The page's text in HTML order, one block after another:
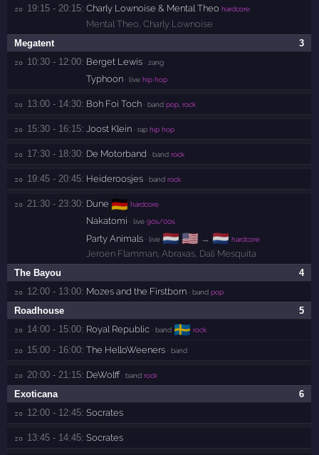
zo 19:15 - 20:15: Charly Lownoise & Mental Theo hardcore
Mental Theo ,Charly Lownoise
3
Megatent
zo 10:30 - 12:00: Berget Lewis · zang
Typhoon · live hip hop
zo 13:00 - 14:30: Boh Foi Toch · band pop, rock
zo 15:30 - 16:15: Joost Klein · rap hip hop
zo 17:30 - 18:30: De Motorband · band rock
zo 19:45 - 20:45: Heideroosjes · band rock
zo 21:30 - 23:30: Dune 🇩🇪 hardcore
Nakatomi · live 90s/00s
Party Animals · live 🇳🇱 🇺🇸 → 🇳🇱 hardcore
Jeroen Flamman,Abraxas, Dalí Mesquita
4
The Bayou
zo 12:00 - 13:00: Mozes and the Firstborn · band pop
5
Roadhouse
zo 14:00 - 15:00: Royal Republic · band 🇸🇪 rock
zo 15:00 - 16:00: The HelloWeeners · band
zo 20:00 - 21:15: DeWolff · band rock
6
Exoticana
zo 12:00 - 12:45: Socrates
zo 13:45 - 14:45: Socrates